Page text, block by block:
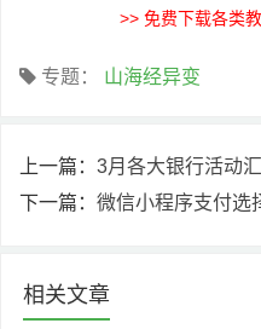
>> 免费下载各类
专题： 山海经异变
上一篇： 3月各大银行活动
下一篇： 微信小程序支付选
相关文章